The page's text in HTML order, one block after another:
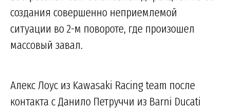
создания совершенно неприемлемой
ситуации во 2-м повороте, где произошел
массовый завал.
Алекс Лоус из Kawasaki Racing team после
контакта с Данило Петруччи из Barni Ducati